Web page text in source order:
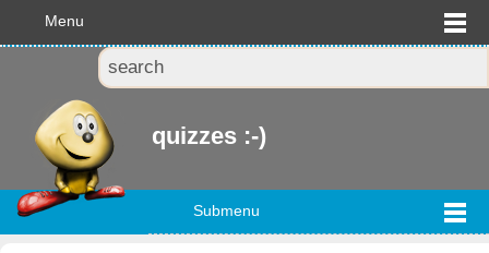
Menu
quizzes :-)
Submenu